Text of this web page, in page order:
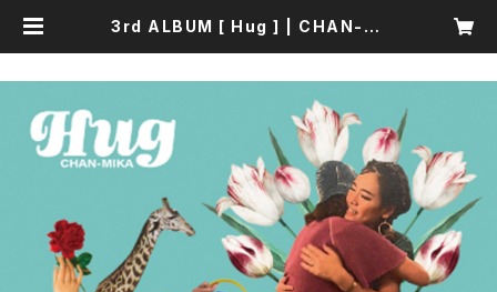
3rd ALBUM [ Hug ] | CHAN-MI